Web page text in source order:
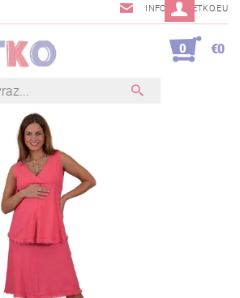
INFO@BABETKO.EU
0 €0